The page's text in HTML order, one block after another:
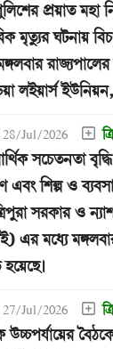
প্রয়াত মহা
মৃত্যুর ঘটনায়
লইয়ার্স ইউনিয়ন,
28/Jul/2026
সচেতনতা
এবং শিল্প ও
সরকার ও
এর মধ্যে
হয়েছে।
27/Jul/2026
বৈঠকে